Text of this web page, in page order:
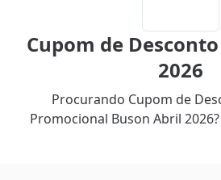
Cupom de
2026
Procurando Cupom de
Promocional Buson Abril